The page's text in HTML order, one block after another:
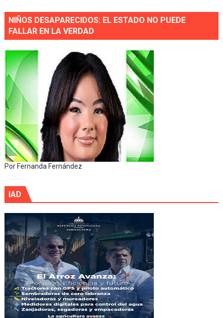
NIÑOS DESAPARECIDOS: EL ESTADO NO PUEDE
FALLAR EN LA VERDAD
Por Fernanda Fernández
IAD